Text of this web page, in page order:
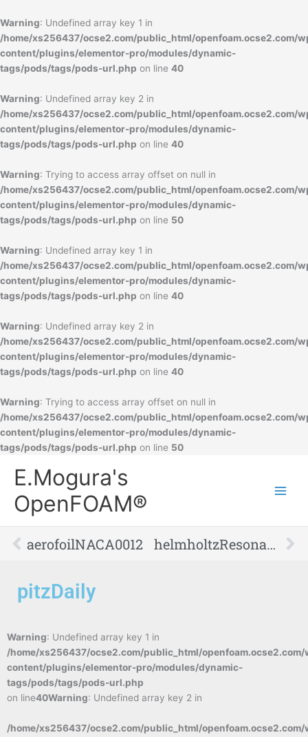
Warning: Undefined array key 1 in
/home/xs256437/ocse2.com/public_html/openfoam.ocse2.com/
content/plugins/elementor-pro/modules/dynamic-
tags/pods/tags/pods-url.php on line 40
Warning: Undefined array key 2 in
/home/xs256437/ocse2.com/public_html/openfoam.ocse2.com/
content/plugins/elementor-pro/modules/dynamic-
tags/pods/tags/pods-url.php on line 40
Warning: Trying to access array offset on null in
/home/xs256437/ocse2.com/public_html/openfoam.ocse2.com/
content/plugins/elementor-pro/modules/dynamic-
tags/pods/tags/pods-url.php on line 50
Warning: Undefined array key 1 in
/home/xs256437/ocse2.com/public_html/openfoam.ocse2.com/
content/plugins/elementor-pro/modules/dynamic-
tags/pods/tags/pods-url.php on line 40
Warning: Undefined array key 2 in
/home/xs256437/ocse2.com/public_html/openfoam.ocse2.com/
content/plugins/elementor-pro/modules/dynamic-
tags/pods/tags/pods-url.php on line 40
Warning: Trying to access array offset on null in
/home/xs256437/ocse2.com/public_html/openfoam.ocse2.com/
content/plugins/elementor-pro/modules/dynamic-
tags/pods/tags/pods-url.php on line 50
容
を
ス
キ
プ
E.Mogura's
OpenFOAM®
Prev
aerofoilNACA0012 helmholtzResonance
pitzDaily
Warning: Undefined array key 1 in
/home/xs256437/ocse2.com/public_html/openfoam.ocse2.com/
content/plugins/elementor-pro/modules/dynamic-
tags/pods/tags/pods-url.php
on line40Warning: Undefined array key 2 in
/home/xs256437/ocse2.com/public_html/openfoam.ocse2.com/